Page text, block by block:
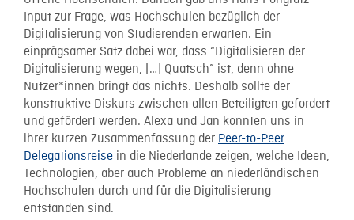
Input zur Frage, was Hochschulen bezüglich der
Digitalisierung von Studierenden erwarten. Ein
einprägsamer Satz dabei war, dass “Digitalisieren der
Digitalisierung wegen, […] Quatsch” ist, denn ohne
Nutzer*innen bringt das nichts. Deshalb sollte der
konstruktive Diskurs zwischen allen Beteiligten gefordert
und gefördert werden. Alexa und Jan konnten uns in
ihrer kurzen Zusammenfassung der Peer-to-Peer
Delegationsreise in die Niederlande zeigen, welche Ideen,
Technologien, aber auch Probleme an niederländischen
Hochschulen durch und für die Digitalisierung
entstanden sind.